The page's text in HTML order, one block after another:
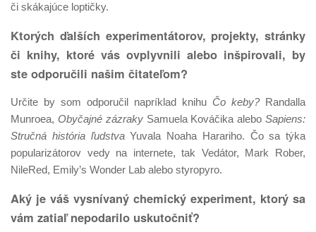
či skákajúce loptičky.
Ktorých ďalších experimentátorov, projekty, stránky
či knihy, ktoré vás ovplyvnili alebo inšpirovali, by
ste odporučili našim čitateľom?
Určite by som odporučil napríklad knihu Čo keby?Randalla
Munroea, Obyčajné zázrakySamuela Kováčika aleboSapiens:
Stručná história ľudstvaYuvala Noaha Harariho. Čo sa týka
popularizátorov vedy na internete, tak Vedátor, Mark Rober,
NileRed, Emily’s Wonder Lab alebo styropyro.
Aký je váš vysnívaný chemický experiment, ktorý sa
vám zatiaľ nepodarilo uskutočniť?